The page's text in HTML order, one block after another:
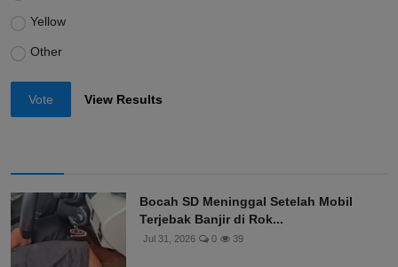
Yellow
Other
Vote View Results
Bocah SD Meninggal Setelah Mobil
Terjebak Banjir di Rok...
Jul 31, 2026 0 39